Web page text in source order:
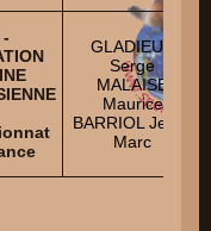
-
GLADIEUX
Serge
MALAISE
Maurice
BARRIOL Jean-
Marc